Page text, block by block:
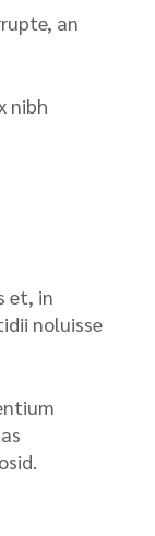
an
nibh
et, in
noluisse